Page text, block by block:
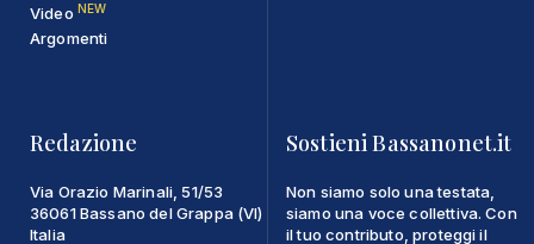
Video NEW
Argomenti
Redazione
Via Orazio Marinali, 51/53
36061 Bassano del Grappa (VI)
Italia
Sostieni Bassanonet.it
Non siamo solo una testata,
siamo una voce collettiva. Con
il tuo contributo, proteggi il